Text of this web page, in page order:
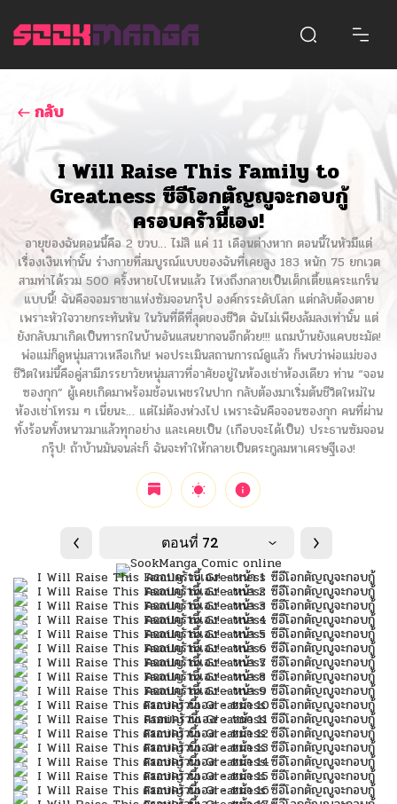
กลับ
I Will Raise This Family to
Greatness ซีอีโอกตัญญูจะกอบกู้
ครอบครัวนี้เอง!
อายุของฉันตอนนี้คือ 2 ขวบ… ไม่สิ แค่ 11 เดือนต่างหาก ตอนนี้ในหัวมีแต่
เรื่องเงินเท่านั้น ร่างกายที่สมบูรณ์แบบของฉันที่เคยสูง 183 หนัก 75 ยกเวต
สามท่าได้รวม 500 ครั้งหายไปไหนแล้ว ไหงถึงกลายเป็นเด็กเตี้ยแคระแกร็น
แบบนี้! ฉันคือจอมราชาแห่งซัมจอนกรุ๊ป องค์กรระดับโลก แต่กลับต้องตาย
เพราะหัวใจวายกระทันหัน ในวันที่ดีที่สุดของชีวิต ฉันไม่เพียงล้มลงเท่านั้น แต่
ยังกลับมาเกิดเป็นทารกในบ้านอันแสนยากจนอีกด้วย!!! แถมบ้านยังแคบชะมัด!
พ่อแม่ก็ดูหนุ่มสาวเหลือเกิน! พอประเมินสถานการณ์ดูแล้ว ก็พบว่าพ่อแม่ของ
ชีวิตใหม่นี้คือคู่สามีภรรยาวัยหนุ่มสาวที่อาศัยอยู่ในห้องเช่าห้องเดียว ท่าน “จอน
ซองกุก” ผู้เคยเกิดมาพร้อมช้อนเพชรในปาก กลับต้องมาเริ่มต้นชีวิตใหม่ใน
ห้องเช่าโทรม ๆ เนี่ยนะ… แต่ไม่ต้องห่วงไป เพราะฉันคือจอนซองกุก คนที่ผ่าน
ทั้งร้อนทั้งหนาวมาแล้วทุกอย่าง และเคยเป็น (เกือบจะได้เป็น) ประธานซัมจอน
กรุ๊ป! ถ้าบ้านมันจนล่ะก็ ฉันจะทำให้กลายเป็นตระกูลมหาเศรษฐีเอง!
ตอนที่ 72